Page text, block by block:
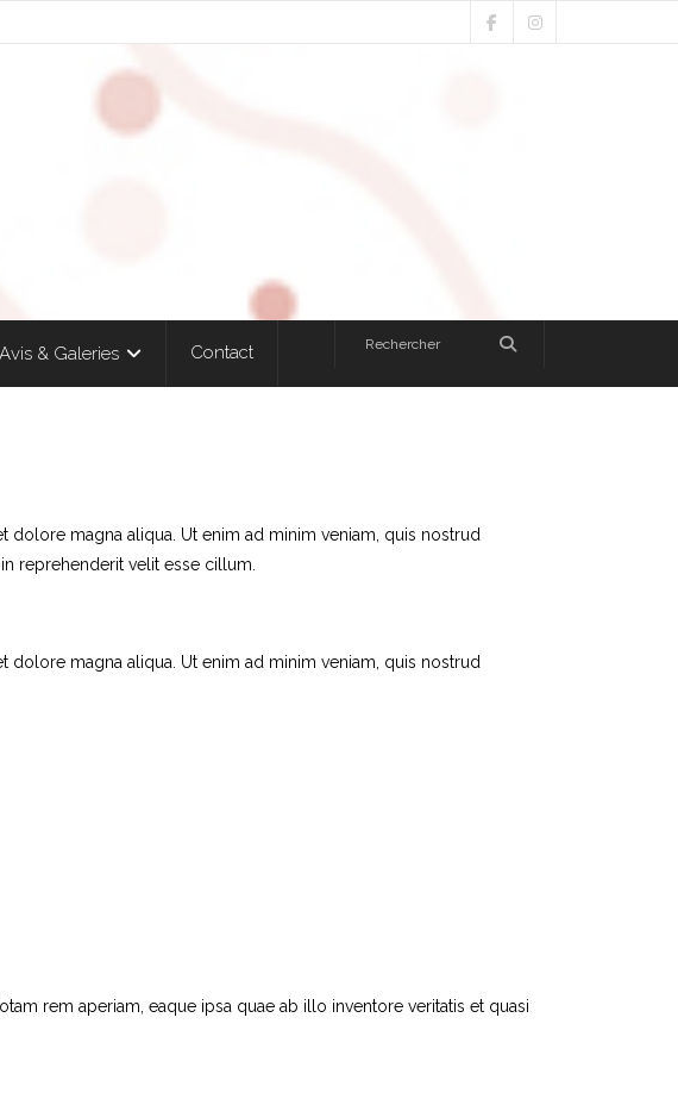
Avis & Galeries Contact
magna aliqua. Ut enim ad minim veniam, quis nostrud
reprehenderit velit esse cillum.
magna aliqua. Ut enim ad minim veniam, quis nostrud
rem aperiam, eaque ipsa quae ab illo inventore veritatis et quasi